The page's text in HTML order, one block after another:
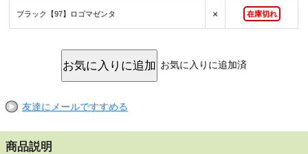
ブラック【97】ロゴマゼンタ × 在庫切れ
お気に入りに追加済
友達にメールですすめる
商品説明